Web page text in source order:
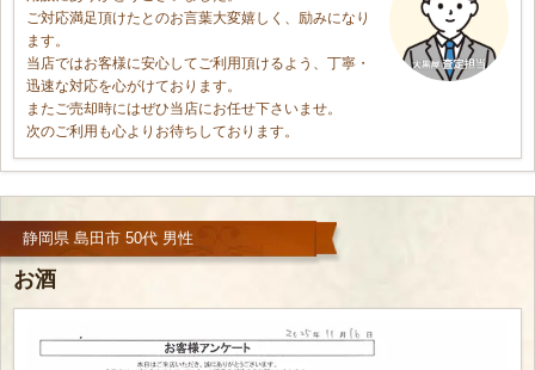
ご対応満足頂けたとのお言葉大変嬉しく、励みになり
ます。
当店ではお客様に安心してご利用頂けるよう、丁寧・
迅速な対応を心がけております。
またご売却時にはぜひ当店にお任せ下さいませ。
次のご利用も心よりお待ちしております。
静岡県 島田市 50代 男性
お酒